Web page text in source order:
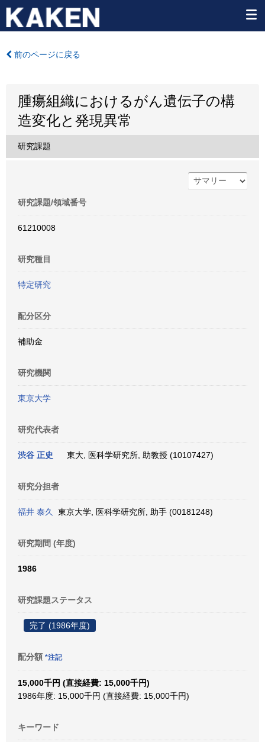
前のページに戻る
腫瘍組織におけるがん遺伝子の構
造変化と発現異常
研究課題
研究課題/領域番号
61210008
研究種目
特定研究
配分区分
補助金
研究機関
東京大学
研究代表者
渋谷 正史 東大, 医科学研究所, 助教授 (10107427)
研究分担者
福井 泰久 東京大学, 医科学研究所, 助手 (00181248)
研究期間 (年度)
1986
研究課題ステータス
完了 (1986年度)
配分額 *注記
15,000千円 (直接経費: 15,000千円)
1986年度: 15,000千円 (直接経費: 15,000千円)
キーワード